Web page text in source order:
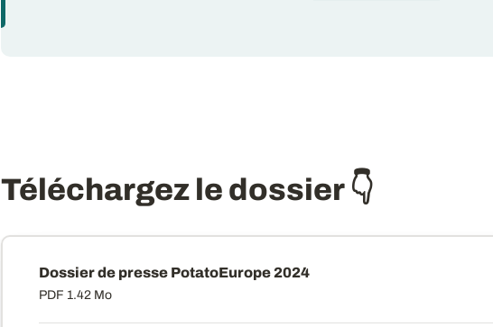
Téléchargez le dossier 👇
Dossier de presse PotatoEurope 2024
PDF 1.42 Mo